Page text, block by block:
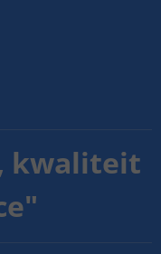
kwaliteit
"